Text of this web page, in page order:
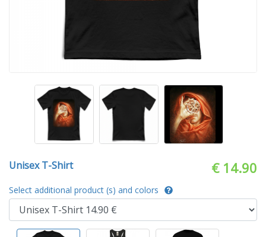
Unisex T-Shirt € 14.90
Select additional product (s) and colors